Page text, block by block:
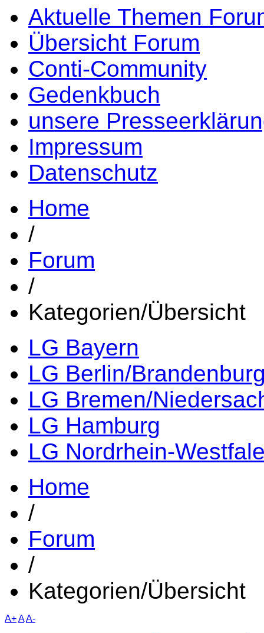
Aktuelle Themen
Übersicht Forum
Conti-Community
Gedenkbuch
unsere
Impressum
Datenschutz
Home
/
Forum
/
Kategorien/Übersicht
LG Bayern
LG Berlin/
LG Bremen/
LG Hamburg
LG Nordrhein-
Home
/
Forum
/
Kategorien/Übersicht
A+AA-